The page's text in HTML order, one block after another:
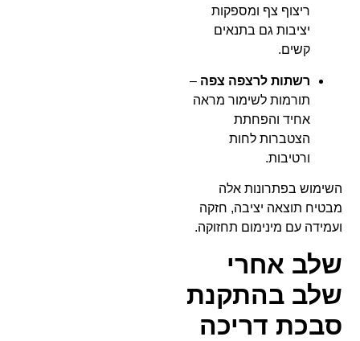
ריצוף צף ומספקות
יציבות גם בתנאים
קשים.
רשתות לרצפה צפה –
תורמות לשימור מראה
אחיד והפחתת
הצטברות לחות
ורטיבות.
השימוש בפתרונות אלה
מבטיח תוצאה יציבה, חזקה
ועמידה עם מינימום תחזוקה.
שלב אחרי
שלב בהתקנת
סבכת דריכה